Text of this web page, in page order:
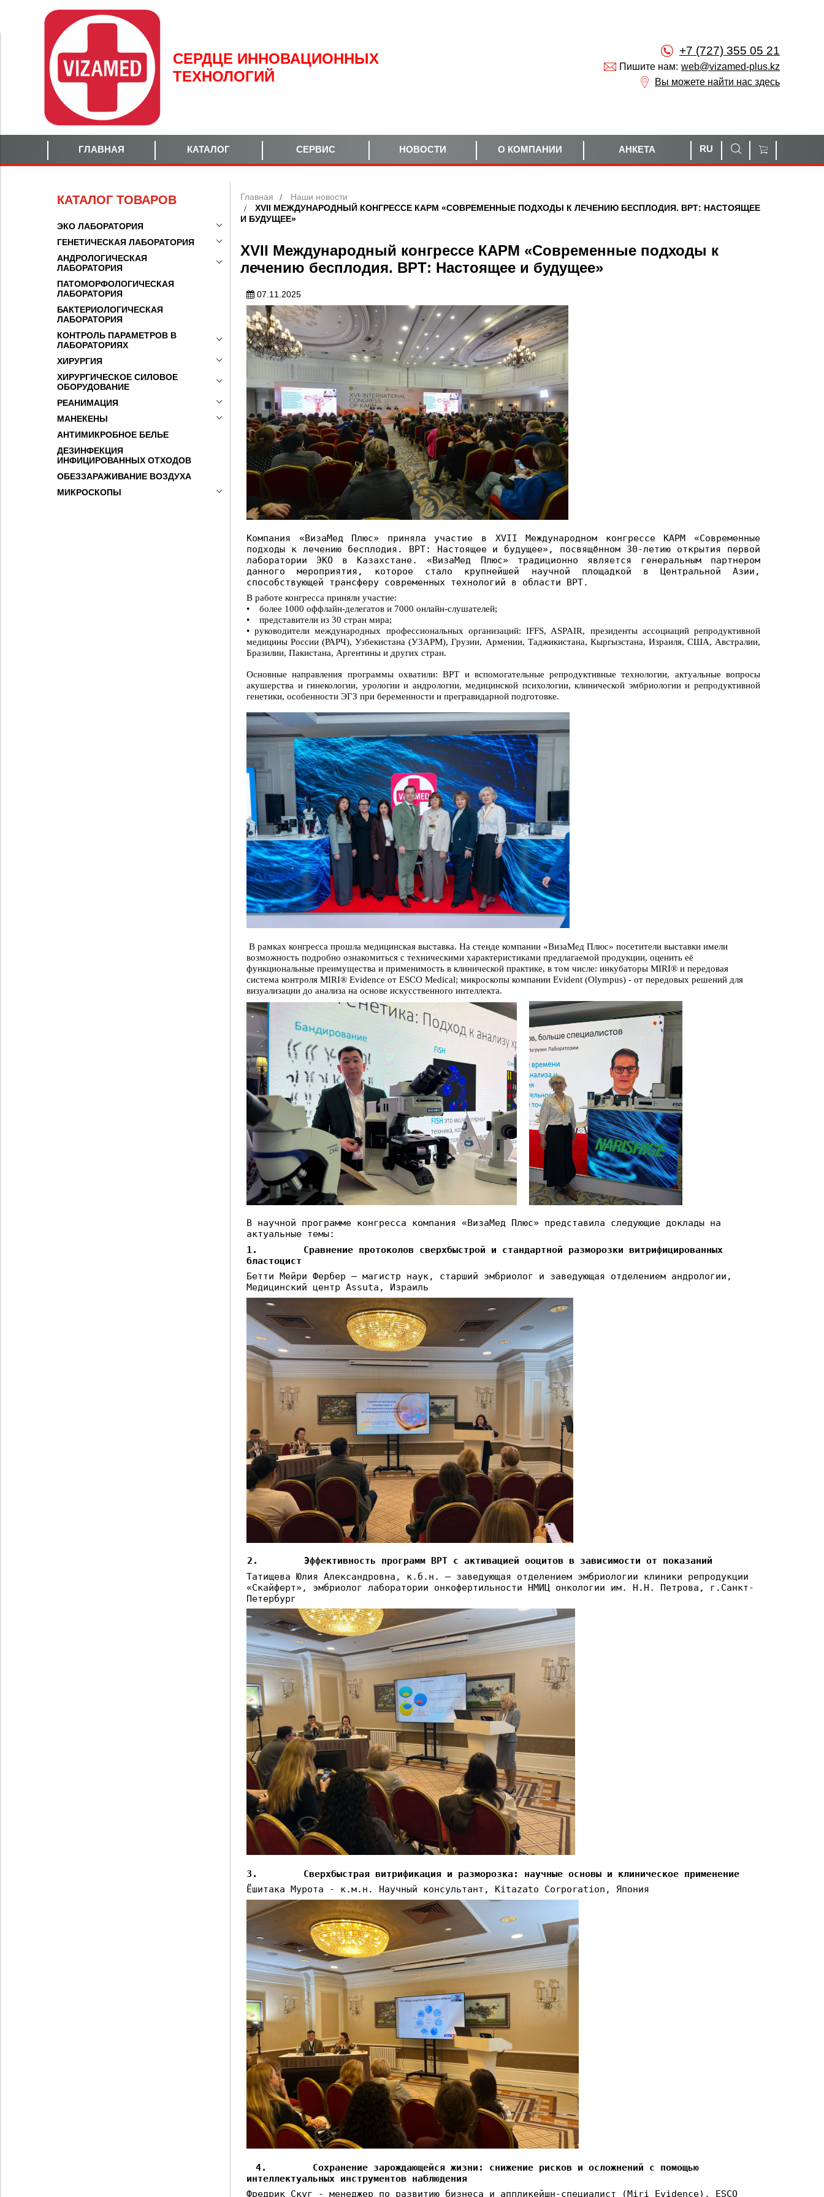
СЕРДЦЕ ИННОВАЦИОННЫХ
ТЕХНОЛОГИЙ
+7 (727) 355 05 21
Пишите нам: web@vizamed-plus.kz
Вы можете найти нас здесь
ГЛАВНАЯ КАТАЛОГ СЕРВИС НОВОСТИ О КОМПАНИИ АНКЕТА RU
КАТАЛОГ ТОВАРОВ
ЭКО ЛАБОРАТОРИЯ
ГЕНЕТИЧЕСКАЯ ЛАБОРАТОРИЯ
АНДРОЛОГИЧЕСКАЯ
ЛАБОРАТОРИЯ
ПАТОМОРФОЛОГИЧЕСКАЯ
ЛАБОРАТОРИЯ
БАКТЕРИОЛОГИЧЕСКАЯ
ЛАБОРАТОРИЯ
КОНТРОЛЬ ПАРАМЕТРОВ В
ЛАБОРАТОРИЯХ
ХИРУРГИЯ
ХИРУРГИЧЕСКОЕ СИЛОВОЕ
ОБОРУДОВАНИЕ
РЕАНИМАЦИЯ
МАНЕКЕНЫ
АНТИМИКРОБНОЕ БЕЛЬЕ
ДЕЗИНФЕКЦИЯ
ИНФИЦИРОВАННЫХ ОТХОДОВ
ОБЕЗЗАРАЖИВАНИЕ ВОЗДУХА
МИКРОСКОПЫ
Главная Наши новости
XVII МЕЖДУНАРОДНЫЙ КОНГРЕССЕ КАРМ «СОВРЕМЕННЫЕ ПОДХОДЫ К ЛЕЧЕНИЮ БЕСПЛОДИЯ. ВРТ: НАСТОЯЩЕЕ
И БУДУЩЕЕ»
XVII Международный конгрессе КАРМ «Современные подходы к
лечению бесплодия. ВРТ: Настоящее и будущее»
07.11.2025
Компания «ВизаМед Плюс» приняла участие в XVII Международном конгрессе КАРМ «Современные
подходы к лечению бесплодия. ВРТ: Настоящее и будущее», посвящённом 30-летию открытия первой
лаборатории ЭКО в Казахстане. «ВизаМед Плюс» традиционно является генеральным партнером
данного мероприятия, которое стало крупнейшей научной площадкой в Центральной Азии,
способствующей трансферу современных технологий в области ВРТ.
В работе конгресса приняли участие:
• более 1000 оффлайн-делегатов и 7000 онлайн-слушателей;
• представители из 30 стран мира;
• руководители международных профессиональных организаций: IFFS, ASPAIR, президенты ассоциаций репродуктивной
медицины России (РАРЧ), Узбекистана (УЗАРМ), Грузии, Армении, Таджикистана, Кыргызстана, Израиля, США, Австралии,
Бразилии, Пакистана, Аргентины и других стран.
Основные направления программы охватили: ВРТ и вспомогательные репродуктивные технологии, актуальные вопросы
акушерства и гинекологии, урологии и андрологии, медицинской психологии, клинической эмбриологии и репродуктивной
генетики, особенности ЭГЗ при беременности и прегравидарной подготовке.
В рамках конгресса прошла медицинская выставка. На стенде компании «ВизаМед Плюс» посетители выставки имели
возможность подробно ознакомиться с техническими характеристиками предлагаемой продукции, оценить её
функциональные преимущества и применимость в клинической практике, в том числе: инкубаторы MIRI® и передовая
система контроля MIRI® Evidence от ESCO Medical; микроскопы компании Evident (Olympus) - от передовых решений для
визуализации до анализа на основе искусственного интеллекта.
В научной программе конгресса компания «ВизаМед Плюс» представила следующие доклады на
актуальные темы:
1.
Сравнение протоколов сверхбыстрой и стандартной разморозки витрифицированных
бластоцист
Бетти Мейри Фербер – магистр наук, старший эмбриолог и заведующая отделением андрологии,
Медицинский центр Assuta, Израиль
2.
Эффективность программ ВРТ с активацией ооцитов в зависимости от показаний
Татищева Юлия Александровна, к.б.н. – заведующая отделением эмбриологии клиники репродукции
«Скайферт», эмбриолог лаборатории онкофертильности НМИЦ онкологии им. Н.Н. Петрова, г.Санкт-
Петербург
3.
Сверхбыстрая витрификация и разморозка: научные основы и клиническое применение
Ёшитака Мурота - к.м.н. Научный консультант, Kitazato Corporation, Япония
4.
Сохранение зарождающейся жизни: снижение рисков и осложнений с помощью
интеллектуальных инструментов наблюдения
Фредрик Скуг - менеджер по развитию бизнеса и аппликейшн-специалист (Miri Evidence), ESCO